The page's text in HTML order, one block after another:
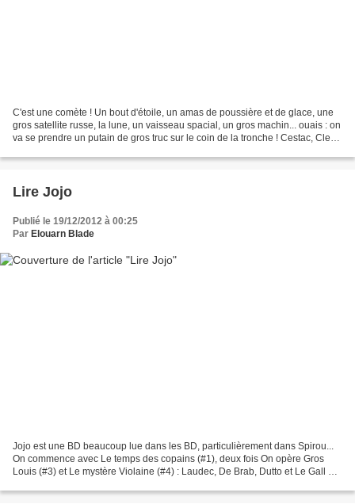
C'est une comète ! Un bout d'étoile, un amas de poussière et de glace, une
gros satellite russe, la lune, un vaisseau spacial, un gros machin... ouais : on
va se prendre un putain de gros truc sur le coin de la tronche ! Cestac, Clerc,
Lire Jojo
Publié le 19/12/2012 à 00:25
Par Elouarn Blade
Jojo est une BD beaucoup lue dans les BD, particulièrement dans Spirou...
On commence avec Le temps des copains (#1), deux fois On opère Gros
Louis (#3) et Le mystère Violaine (#4) : Laudec, De Brab, Dutto et Le Gall et